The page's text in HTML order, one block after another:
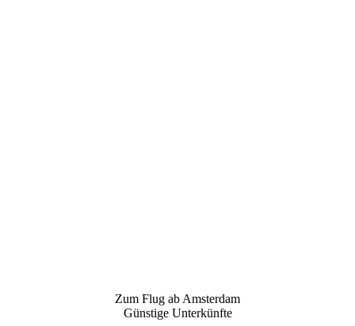
Zum Flug ab Amsterdam
Günstige Unterkünfte